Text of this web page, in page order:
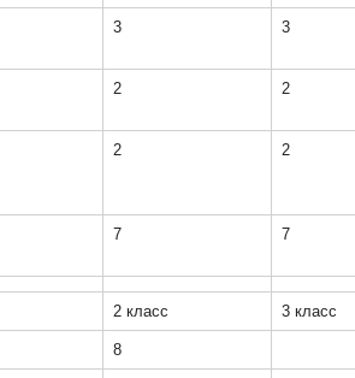
3 3
2 2
2 2
7 7
2 класс 3 класс
8